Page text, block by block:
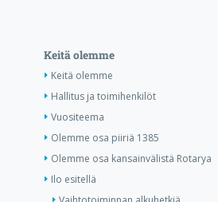
Keitä olemme
Keitä olemme
Hallitus ja toimihenkilöt
Vuositeema
Olemme osa piiriä 1385
Olemme osa kansainvälistä Rotarya
Ilo esitellä